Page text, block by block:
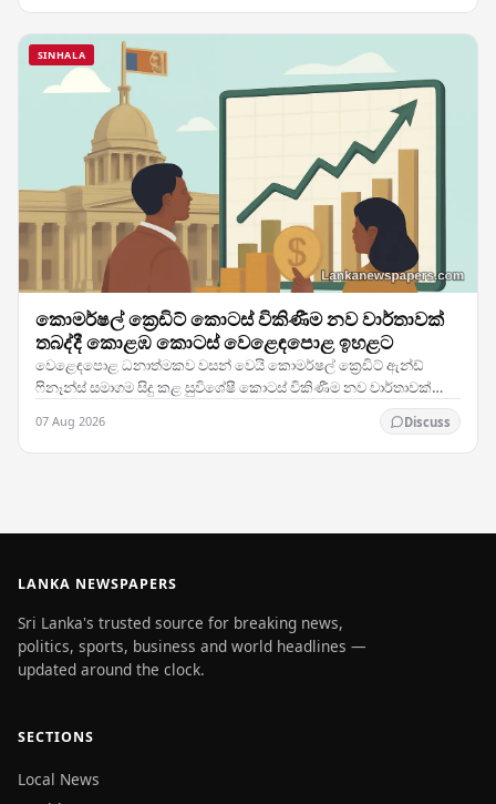
SINHALA
කොමර්ෂල් ක්‍රෙඩිට් කොටස් විකිණීම නව වාර්තාවක්
තබද්දී කොළඹ කොටස් වෙළෙඳපොළ ඉහළට
වෙළෙඳපොළ ධනාත්මකව වසන් වෙයි කොමර්ෂල් ක්‍රෙඩිට් ඇන්ඩ්
ෆිනෑන්ස් සමාගම සිදු කළ සුවිශේෂී කොටස් විකිණීම නව වාර්තාවක්
07 Aug 2026 Discuss
LANKA NEWSPAPERS
Sri Lanka's trusted source for breaking news,
politics, sports, business and world headlines —
updated around the clock.
SECTIONS
Local News